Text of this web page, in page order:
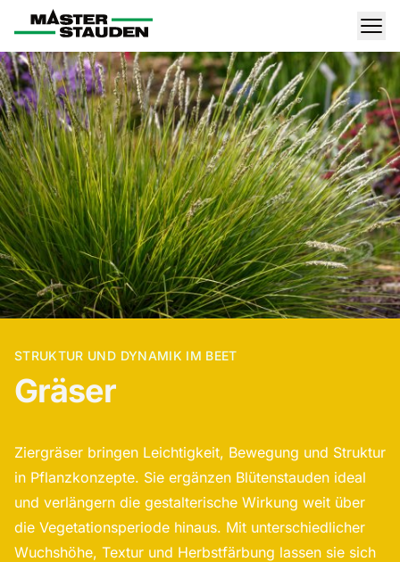
Master-Stauden
STRUKTUR UND DYNAMIK IM BEET
Gräser
Ziergräser bringen Leichtigkeit, Bewegung und Struktur
in Pflanzkonzepte. Sie ergänzen Blütenstauden ideal
und verlängern die gestalterische Wirkung weit über
die Vegetationsperiode hinaus. Mit unterschiedlicher
Wuchshöhe, Textur und Herbstfärbung lassen sie sich